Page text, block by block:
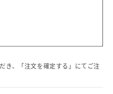
き、「注文を確定する」にてご注